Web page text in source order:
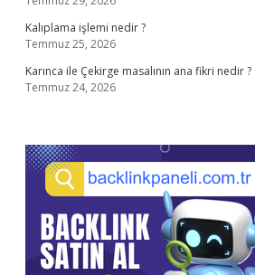
Kalıplama işlemi nedir ?
Temmuz 25, 2026
Karınca ile Çekirge masalının ana fikri nedir ?
Temmuz 24, 2026